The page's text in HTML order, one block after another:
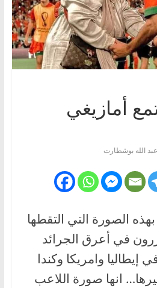
أمازيغي
عبد الله بوشطارت
الصورة التي التقطها
في أعرق الجرائد
إيطاليا وامريكا وكندا
انها صورة اللاعب